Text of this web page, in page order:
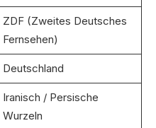
ZDF (Zweites Deutsches
Fernsehen)
Deutschland
Iranisch / Persische
Wurzeln